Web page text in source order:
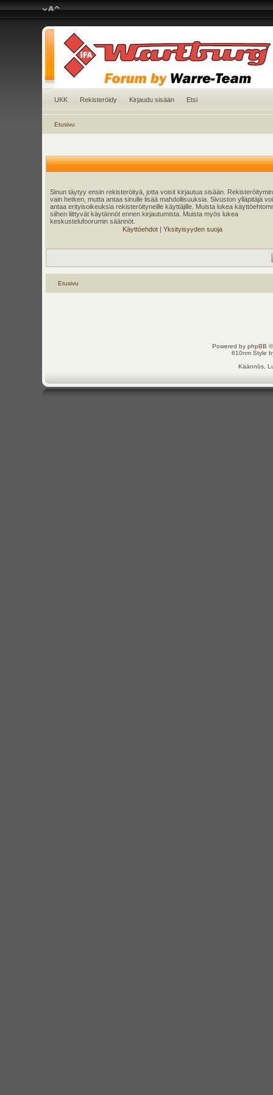
UKK Rekisteröidy Kirjaudu sisään Etsi
Etusivu
Sinun täytyy ensin rekisteröityä, jotta voisit kirjautua sisään.
vain hetken, mutta antaa sinulle lisää mahdollisuuksia. Sivuston ylläpitäjä
antaa erityisoikeuksia rekisteröityneille käyttäjille. Muista lukea
siihen liittyvät käytännöt ennen kirjautumista. Muista myös lukea
keskustelufoorumin säännöt.
Käyttöehdot| Yksityisyyden suoja
Etusivu
Powered by phpBB
610nm Style
Käännös,